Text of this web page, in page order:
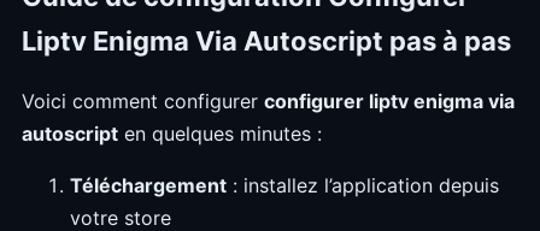
Liptv Enigma Via Autoscript pas à pas
Voici comment configurer configurer liptv enigma via
autoscript en quelques minutes :
Téléchargement : installez l’application depuis
votre store